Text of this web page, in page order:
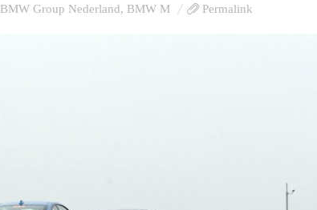
BMW Group Nederland, BMW M Permalink